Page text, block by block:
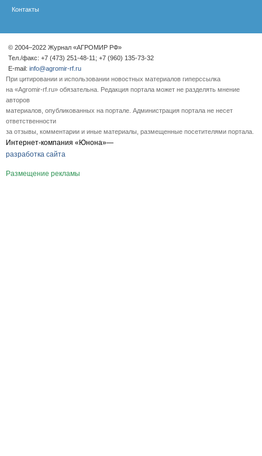
Контакты
© 2004–2022 Журнал «АГРОМИР РФ»
Тел./факс: +7 (473) 251-48-11; +7 (960) 135-73-32
E-mail: info@agromir-rf.ru
При цитировании и использовании новостных материалов гиперссылка
на «Agromir-rf.ru» обязательна. Редакция портала может не разделять мнение
авторов
материалов, опубликованных на портале. Администрация портала не несет
ответственности
за отзывы, комментарии и иные материалы, размещенные посетителями портала.
Интернет-компания «Юнона»—
разработка сайта
Размещение рекламы